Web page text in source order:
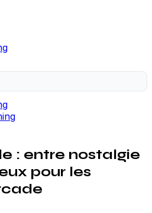
: entre nostalgie
pour les